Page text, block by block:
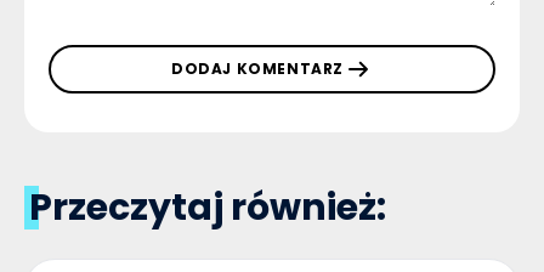
DODAJ KOMENTARZ
Przeczytaj również: